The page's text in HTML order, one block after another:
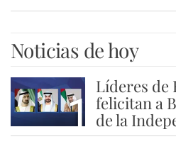
Noticias de hoy
1
Líderes de
felicitan a
de la